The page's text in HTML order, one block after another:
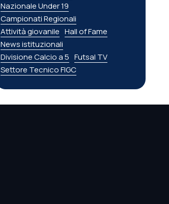
Nazionale Under 19
Campionati Regionali
Attività giovanile Hall of Fame
News istituzionali
Divisione Calcio a 5 Futsal TV
Settore Tecnico FIGC